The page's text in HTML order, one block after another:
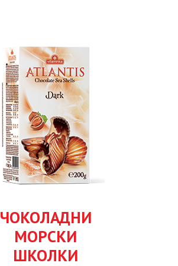
ЧОКОЛАДНИ
МОРСКИ
ШКОЛКИ